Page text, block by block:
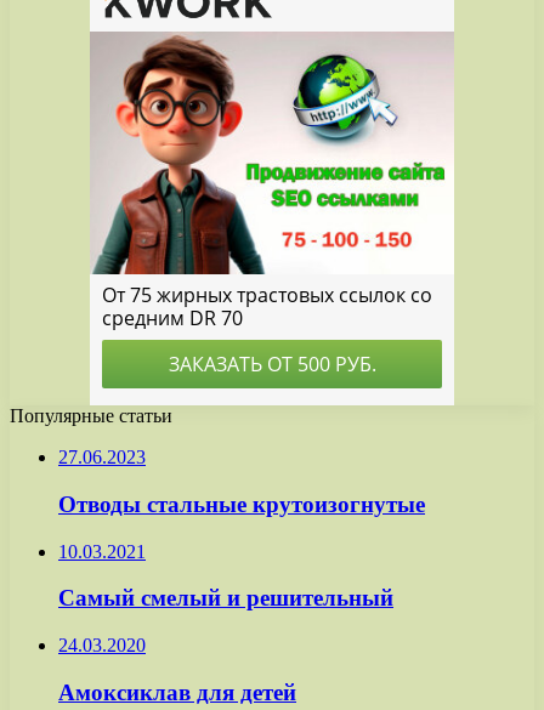
Популярные статьи
27.06.2023
Отводы стальные крутоизогнутые
10.03.2021
Самый смелый и решительный
24.03.2020
Амоксиклав для детей